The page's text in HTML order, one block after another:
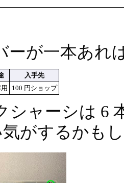
ーが一本あれ
入手先
100 円ショップ
シャーシは 6
がするかも